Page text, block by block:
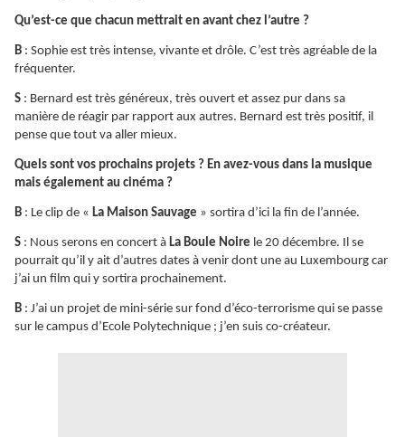
Qu’est-ce que chacun mettrait en avant chez l’autre ?
B : Sophie est très intense, vivante et drôle. C’est très agréable de la
fréquenter.
S : Bernard est très généreux, très ouvert et assez pur dans sa
manière de réagir par rapport aux autres. Bernard est très positif, il
pense que tout va aller mieux.
Quels sont vos prochains projets ? En avez-vous dans la musique
mais également au cinéma ?
B : Le clip de « La Maison Sauvage » sortira d’ici la fin de l’année.
S : Nous serons en concert à La Boule Noire le 20 décembre. Il se
pourrait qu’il y ait d’autres dates à venir dont une au Luxembourg car
j’ai un film qui y sortira prochainement.
B : J’ai un projet de mini-série sur fond d’éco-terrorisme qui se passe
sur le campus d’Ecole Polytechnique ; j’en suis co-créateur.